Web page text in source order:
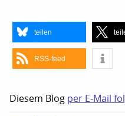
teilen
RSS-feed
Diesem Blog per E-Mail